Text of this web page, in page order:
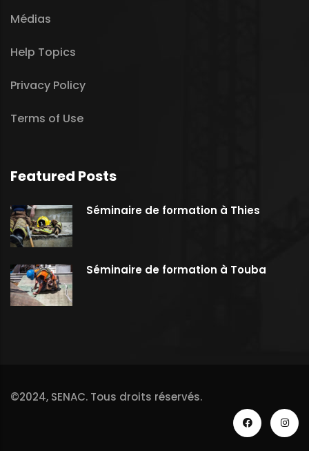
Médias
Help Topics
Privacy Policy
Terms of Use
Featured Posts
Séminaire de formation à Thies
Séminaire de formation à Touba
©2024, SENAC. Tous droits réservés.